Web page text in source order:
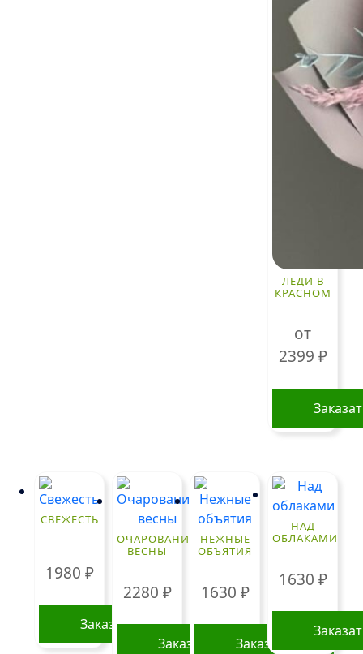
ЛЕДИ В
КРАСНОМ
от
2399 ₽
Опции
выбрать
странице
товара.
СВЕЖЕСТЬ
1980 ₽
Заказать
ОЧАРОВАНИЕ
ВЕСНЫ
2280 ₽
Заказать
НЕЖНЫЕ
ОБЪЯТИЯ
1630 ₽
Заказать
НАД
ОБЛАКАМИ
1630 ₽